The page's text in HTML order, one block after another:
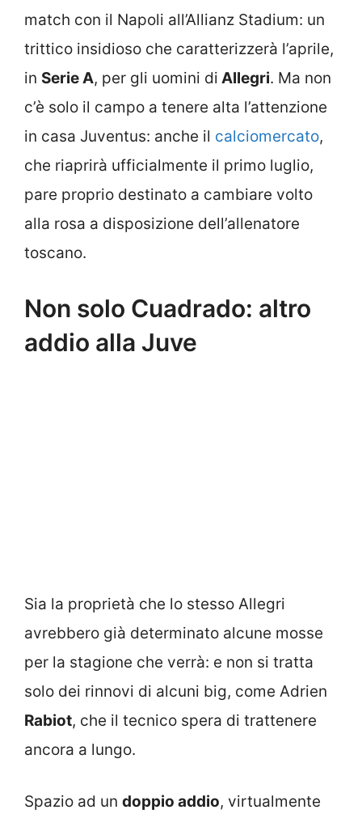
match con il Napoli all’Allianz Stadium: un
trittico insidioso che caratterizzerà l’aprile,
in Serie A, per gli uomini di Allegri. Ma non
c’è solo il campo a tenere alta l’attenzione
in casa Juventus: anche il calciomercato,
che riaprirà ufficialmente il primo luglio,
pare proprio destinato a cambiare volto
alla rosa a disposizione dell’allenatore
toscano.
Non solo Cuadrado: altro
addio alla Juve
Sia la proprietà che lo stesso Allegri
avrebbero già determinato alcune mosse
per la stagione che verrà: e non si tratta
solo dei rinnovi di alcuni big, come Adrien
Rabiot, che il tecnico spera di trattenere
ancora a lungo.
Spazio ad un doppio addio, virtualmente